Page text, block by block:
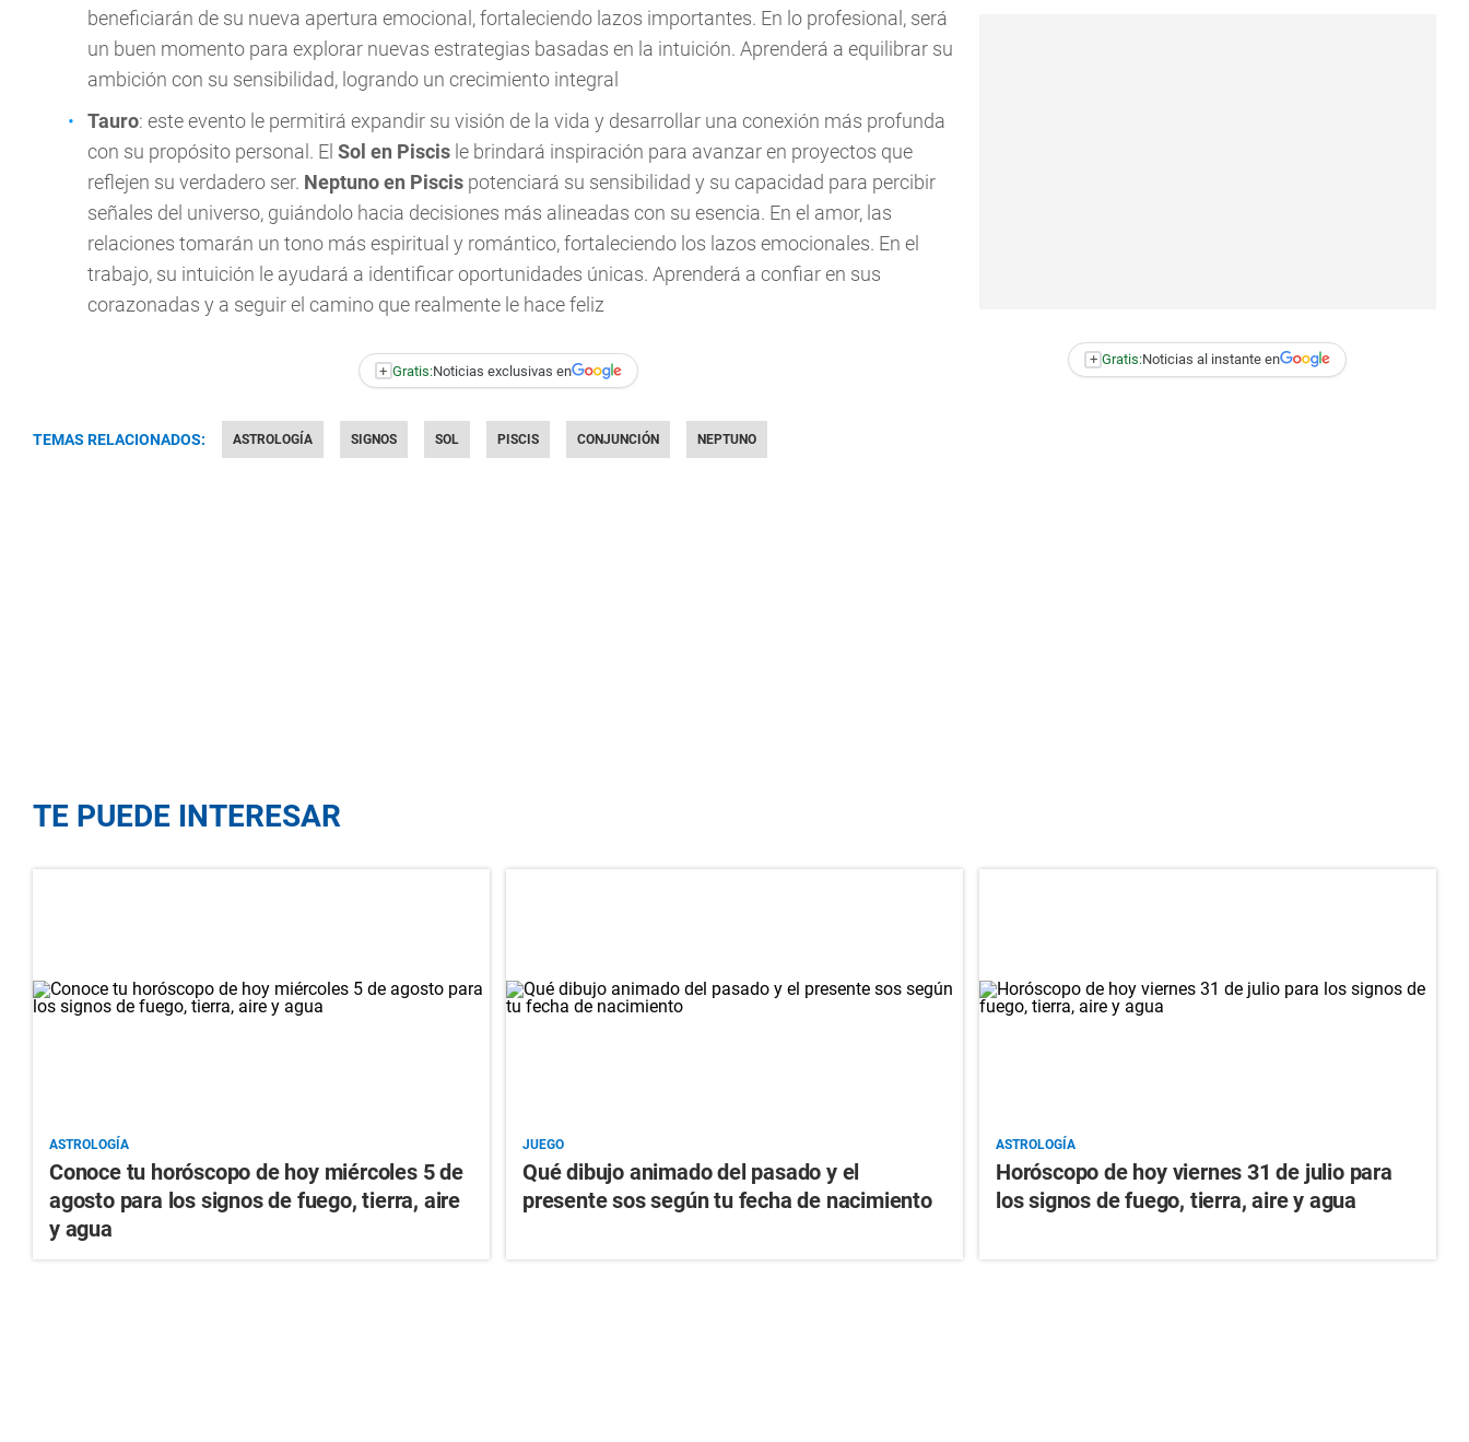
beneficiarán de su nueva apertura emocional, fortaleciendo lazos importantes. En lo profesional, será
un buen momento para explorar nuevas estrategias basadas en la intuición. Aprenderá a equilibrar su
ambición con su sensibilidad, logrando un crecimiento integral
Tauro: este evento le permitirá expandir su visión de la vida y desarrollar una conexión más profunda
con su propósito personal. El Sol en Piscis le brindará inspiración para avanzar en proyectos que
reflejen su verdadero ser. Neptuno en Piscis potenciará su sensibilidad y su capacidad para percibir
señales del universo, guiándolo hacia decisiones más alineadas con su esencia. En el amor, las
relaciones tomarán un tono más espiritual y romántico, fortaleciendo los lazos emocionales. En el
trabajo, su intuición le ayudará a identificar oportunidades únicas. Aprenderá a confiar en sus
corazonadas y a seguir el camino que realmente le hace feliz
+ Gratis:Noticias exclusivas en
TEMAS RELACIONADOS: ASTROLOGÍA SIGNOS SOL PISCIS CONJUNCIÓN NEPTUNO
+ Gratis:Noticias al instante en
TE PUEDE INTERESAR
ASTROLOGÍA
Conoce tu horóscopo de hoy miércoles 5 de
agosto para los signos de fuego, tierra, aire
y agua
JUEGO
Qué dibujo animado del pasado y el
presente sos según tu fecha de nacimiento
ASTROLOGÍA
Horóscopo de hoy viernes 31 de julio para
los signos de fuego, tierra, aire y agua